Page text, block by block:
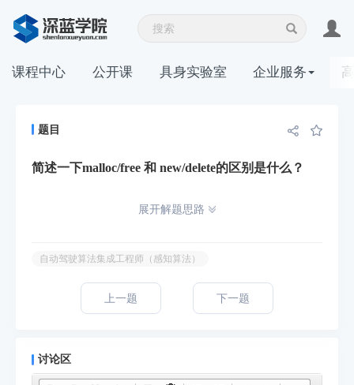
课程中心 公开课 具身实验室 企业服务
题目
简述一下malloc/free 和 new/delete的区别是什么？
展开解题思路
自动驾驶算法集成工程师（感知算法）
上一题 下一题
讨论区